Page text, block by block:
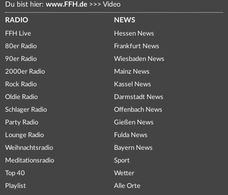
Du bist hier: www.FFH.de >>> Video
RADIO
FFH Live
80er Radio
90er Radio
2000er Radio
Rock Radio
Oldie Radio
Schlager Radio
Party Radio
Lounge Radio
Weihnachtsradio
Meditationsradio
Top 40
Playlist
NEWS
Hessen News
Frankfurt News
Wiesbaden News
Mainz News
Kassel News
Darmstadt News
Offenbach News
Gießen News
Fulda News
Bayern News
Sport
Wetter
Alle Orte